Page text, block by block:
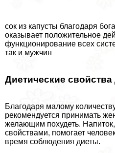
сок из капусты благодаря
оказывает положительное
функционирование всех
так и мужчин
Диетические
Благодаря малому
рекомендуется принимать
желающим похудеть.
свойствами, помогает
время соблюдения диеты.